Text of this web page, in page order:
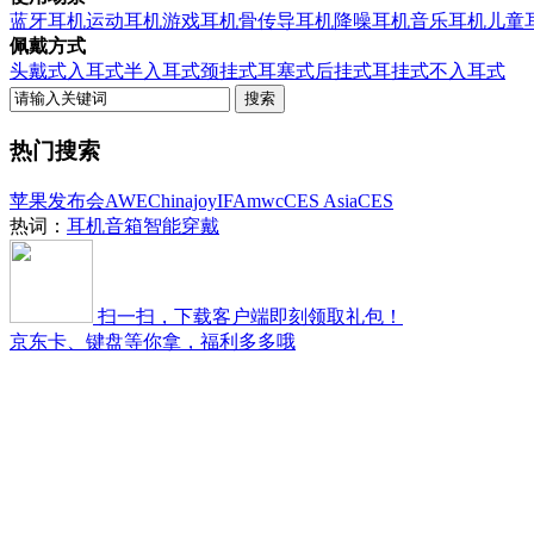
蓝牙耳机运动耳机游戏耳机骨传导耳机降噪耳机音乐耳机 儿童
佩戴方式
头戴式入耳式半入耳式颈挂式耳塞式后挂式耳挂式不入耳式
热门搜索
苹果发布会AWEChinajoyIFAmwcCES AsiaCES
热词： 耳机音箱智能穿戴
扫一扫，下载客户端即刻领取礼包！
京东卡、键盘等你拿，福利多多哦